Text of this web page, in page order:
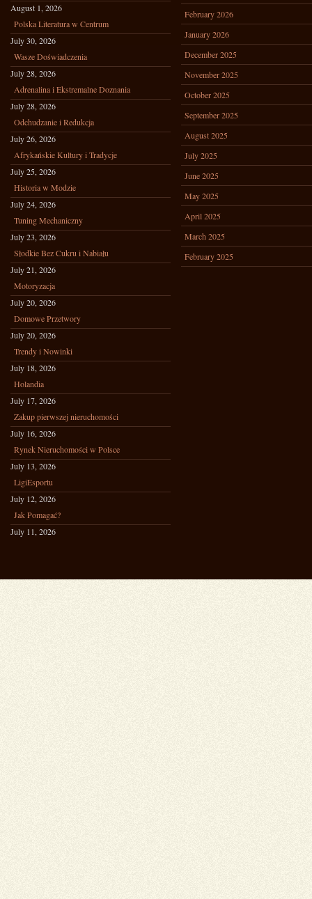
August 1, 2026
Polska Literatura w Centrum
July 30, 2026
Wasze Doświadczenia
July 28, 2026
Adrenalina i Ekstremalne Doznania
July 28, 2026
Odchudzanie i Redukcja
July 26, 2026
Afrykańskie Kultury i Tradycje
July 25, 2026
Historia w Modzie
July 24, 2026
Tuning Mechaniczny
July 23, 2026
Słodkie Bez Cukru i Nabiału
July 21, 2026
Motoryzacja
July 20, 2026
Domowe Przetwory
July 20, 2026
Trendy i Nowinki
July 18, 2026
Holandia
July 17, 2026
Zakup pierwszej nieruchomości
July 16, 2026
Rynek Nieruchomości w Polsce
July 13, 2026
LigiEsportu
July 12, 2026
Jak Pomagać?
July 11, 2026
February 2026
January 2026
December 2025
November 2025
October 2025
September 2025
August 2025
July 2025
June 2025
May 2025
April 2025
March 2025
February 2025